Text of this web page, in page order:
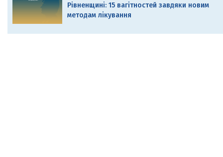
Рівненщині: 15 вагітностей завдяки новим
методам лікування